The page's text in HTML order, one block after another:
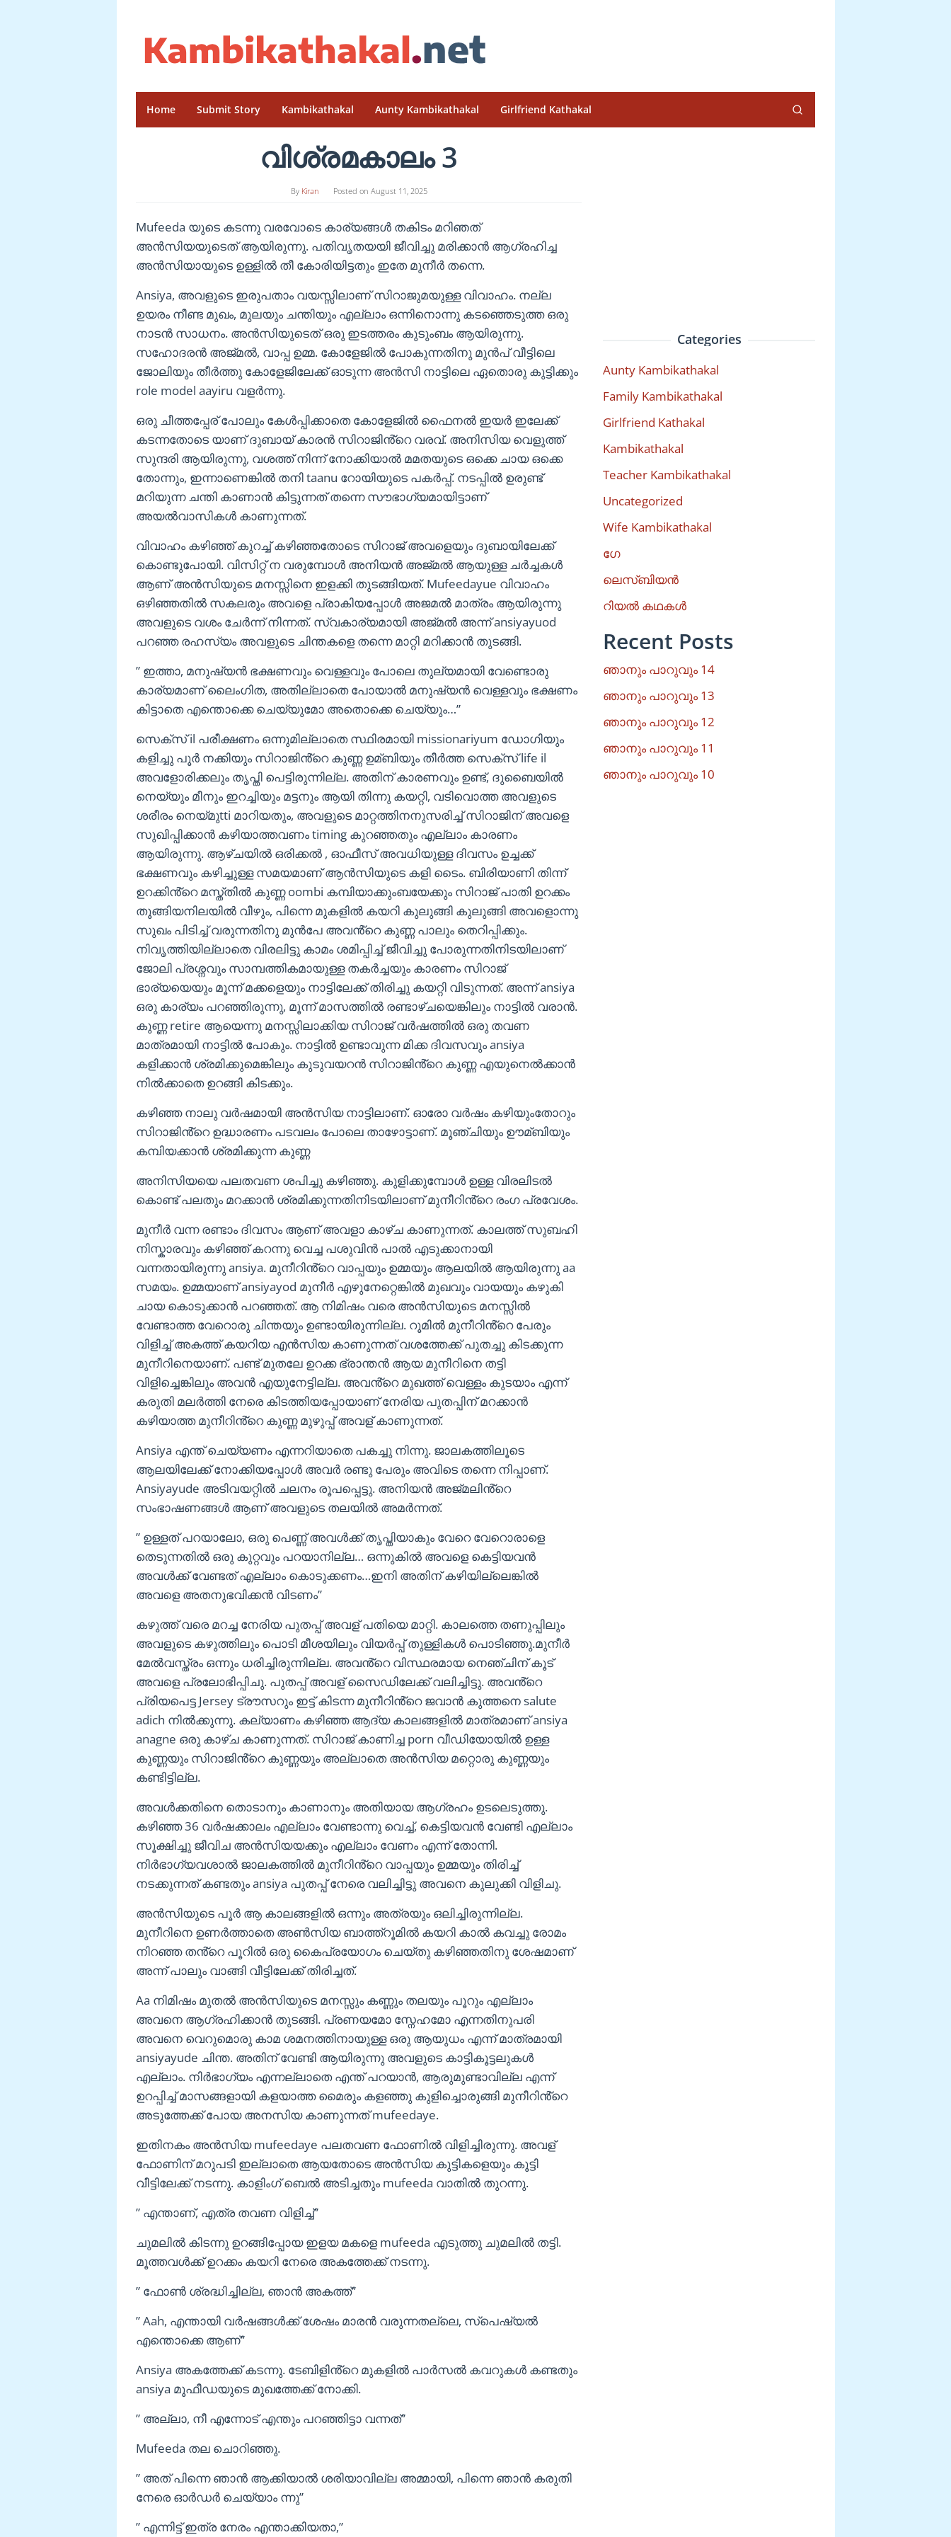
content
Home Submit Story Kambikathakal Aunty Kambikathakal Girlfriend Kathakal
വിശ്രമകാലം 3
By Kiran Posted on August 11, 2025
Mufeeda യുടെ കടന്നു വരവോടെ കാര്യങ്ങൾ തകിടം മറിഞത്
അൻസിയയുടെത് ആയിരുന്നു. പതിവൃതയയി ജീവിച്ചു മരിക്കാൻ ആഗ്രഹിച്ച
അൻസിയായുടെ ഉള്ളിൽ തീ കോരിയിട്ടതും ഇതേ മുനീർ തന്നെ.
Ansiya, അവളുടെ ഇരുപതാം വയസ്സിലാണ് സിറാജുമയുള്ള വിവാഹം. നല്ല
ഉയരം നീണ്ട മുഖം, മുലയും ചന്തിയും എല്ലാം ഒന്നിനൊന്നു കടഞ്ഞെടുത്ത ഒരു
നാടൻ സാധനം. അൻസിയുടെത് ഒരു ഇടത്തരം കുടുംബം ആയിരുന്നു.
സഹോദരൻ അജ്മൽ, വാപ്പ ഉമ്മ. കോളേജിൽ പോകുന്നതിനു മുൻപ് വീട്ടിലെ
ജോലിയും തീർത്തു കോളേജിലേക്ക് ഓടുന്ന അൻസി നാട്ടിലെ ഏതൊരു കുട്ടിക്കും
role model aayiru വളർന്നു.
ഒരു ചീത്തപ്പേര് പോലും കേൾപ്പിക്കാതെ കോളേജിൽ ഫൈനൽ ഇയർ ഇലേക്ക്
കടന്നതോടെ യാണ് ദുബായ് കാരൻ സിറാജിൻ്റെ വരവ്. അനിസിയ വെളുത്ത്
സുന്ദരി ആയിരുന്നു, വശത്ത് നിന്ന് നോക്കിയാൽ മമതയുടെ ഒക്കെ ചായ ഒക്കെ
തോന്നും, ഇന്നാണെങ്കിൽ തനി taanu റോയിയുടെ പകർപ്പ്. നടപ്പിൽ ഉരുണ്ട്
മറിയുന്ന ചന്തി കാണാൻ കിട്ടുന്നത് തന്നെ സൗഭാഗ്യമായിട്ടാണ്
അയൽവാസികൾ കാണുന്നത്.
വിവാഹം കഴിഞ്ഞ് കുറച്ച് കഴിഞ്ഞതോടെ സിറാജ് അവളെയും ദുബായിലേക്ക്
കൊണ്ടുപോയി. വിസിറ്റ് ന വരുമ്പോൾ അനിയൻ അജ്മൽ ആയുള്ള ചർച്ചകൾ
ആണ് അൻസിയുടെ മനസ്സിനെ ഇളക്കി തുടങ്ങിയത്. Mufeedayue വിവാഹം
ഒഴിഞ്ഞതിൽ സകലരും അവളെ പ്രാകിയപ്പോൾ അജമൽ മാത്രം ആയിരുന്നു
അവളുടെ വശം ചേർന്ന് നിന്നത്. സ്വകാര്യമായി അജ്മൽ അന്ന് ansiyayuod
പറഞ്ഞ രഹസ്യം അവളുടെ ചിന്തകളെ തന്നെ മാറ്റി മറിക്കാൻ തുടങ്ങി.
” ഇത്താ, മനുഷ്യൻ ഭക്ഷണവും വെള്ളവും പോലെ തുല്യമായി വേണ്ടൊരു
കാര്യമാണ് ലൈംഗിത, അതില്ലാതെ പോയാൽ മനുഷ്യൻ വെള്ളവും ഭക്ഷണം
കിട്ടാതെ എന്തൊക്കെ ചെയ്യുമോ അതൊക്കെ ചെയ്യും…”
സെക്സ് il പരീക്ഷണം ഒന്നുമില്ലാതെ സ്ഥിരമായി missionariyum ഡോഗിയും
കളിച്ചു പൂർ നക്കിയും സിറാജിൻ്റെ കുണ്ണ ഉമ്ബിയും തീർത്ത സെക്സ് life il
അവളോരിക്കലും തൃപ്തി പെട്ടിരുന്നില്ല. അതിന് കാരണവും ഉണ്ട്, ദുബൈയിൽ
നെയ്യും മീനും ഇറച്ചിയും മട്ടനും ആയി തിന്നു കയറ്റി, വടിവൊത്ത അവളുടെ
ശരീരം നെയ്മുtti മാറിയതും, അവളുടെ മാറ്റത്തിനനുസരിച്ച് സിറാജിന് അവളെ
സുഖിപ്പിക്കാൻ കഴിയാത്തവണം timing കുറഞ്ഞതും എല്ലാം കാരണം
ആയിരുന്നു. ആഴ്ചയിൽ ഒരിക്കൽ , ഓഫീസ് അവധിയുള്ള ദിവസം ഉച്ചക്ക്
ഭക്ഷണവും കഴിച്ചുള്ള സമയമാണ് ആൻസിയുടെ കളി ടൈം. ബിരിയാണി തിന്ന്
ഉറക്കിൻ്റെ മസ്ത്തിൽ കുണ്ണ oombi കമ്പിയാക്കുംബയേക്കും സിറാജ് പാതി ഉറക്കം
തൂങ്ങിയനിലയിൽ വീഴും, പിന്നെ മുകളിൽ കയറി കുലുങ്ങി കുലുങ്ങി അവളൊന്നു
സുഖം പിടിച്ച് വരുന്നതിനു മുൻപേ അവൻ്റെ കുണ്ണ പാലും തെറിപ്പിക്കും.
നിവൃത്തിയില്ലാതെ വിരലിട്ടു കാമം ശമിപ്പിച്ച് ജീവിച്ചു പോരുന്നതിനിടയിലാണ്
ജോലി പ്രശ്നവും സാമ്പത്തികമായുള്ള തകർച്ചയും കാരണം സിറാജ്
ഭാര്യയെയും മൂന്ന് മക്കളെയും നാട്ടിലേക്ക് തിരിച്ചു കയറ്റി വിടുന്നത്. അന്ന് ansiya
ഒരു കാര്യം പറഞ്ഞിരുന്നു, മൂന്ന് മാസത്തിൽ രണ്ടാഴ്ചയെങ്കിലും നാട്ടിൽ വരാൻ.
കുണ്ണ retire ആയെന്നു മനസ്സിലാക്കിയ സിറാജ് വർഷത്തിൽ ഒരു തവണ
മാത്രമായി നാട്ടിൽ പോകും. നാട്ടിൽ ഉണ്ടാവുന്ന മിക്ക ദിവസവും ansiya
കളിക്കാൻ ശ്രമിക്കുമെങ്കിലും കുടുവയറൻ സിറാജിൻ്റെ കുണ്ണ എയുനെൽക്കാൻ
നിൽക്കാതെ ഉറങ്ങി കിടക്കും.
കഴിഞ്ഞ നാലു വർഷമായി അൻസിയ നാട്ടിലാണ്. ഓരോ വർഷം കഴിയുംതോറും
സിറാജിൻ്റെ ഉദ്ധാരണം പടവലം പോലെ താഴോട്ടാണ്. മൂഞ്ചിയും ഊമ്ബിയും
കമ്പിയക്കാൻ ശ്രമിക്കുന്ന കുണ്ണ
അനിസിയയെ പലതവണ ശപിച്ചു കഴിഞ്ഞു. കുളിക്കുമ്പോൾ ഉള്ള വിരലിടൽ
കൊണ്ട് പലതും മറക്കാൻ ശ്രമിക്കുന്നതിനിടയിലാണ് മുനീറിൻ്റെ രംഗ പ്രവേശം.
മുനീർ വന്ന രണ്ടാം ദിവസം ആണ് അവളാ കാഴ്ച കാണുന്നത്. കാലത്ത് സുബഹി
നിസ്കാരവും കഴിഞ്ഞ് കറന്നു വെച്ച പശുവിൻ പാൽ എടുക്കാനായി
വന്നതായിരുന്നു ansiya. മുനീറിൻ്റെ വാപ്പയും ഉമ്മയും ആലയിൽ ആയിരുന്നു aa
സമയം. ഉമ്മയാണ് ansiyayod മുനീർ എഴുനേറ്റെങ്കിൽ മുഖവും വായയും കഴുകി
ചായ കൊടുക്കാൻ പറഞ്ഞത്. ആ നിമിഷം വരെ അൻസിയുടെ മനസ്സിൽ
വേണ്ടാത്ത വേറൊരു ചിന്തയും ഉണ്ടായിരുന്നില്ല. റൂമിൽ മുനീറിൻ്റെ പേരും
വിളിച്ച് അകത്ത് കയറിയ എൻസിയ കാണുന്നത് വശത്തേക്ക് പുതച്ചു കിടക്കുന്ന
മുനീറിനെയാണ്. പണ്ട് മുതലേ ഉറക്ക ഭ്രാന്തൻ ആയ മുനീറിനെ തട്ടി
വിളിച്ചെങ്കിലും അവൻ എയുനേട്ടില്ല. അവൻ്റെ മുഖത്ത് വെള്ളം കുടയാം എന്ന്
കരുതി മലർത്തി നേരെ കിടത്തിയപ്പോയാണ് നേരിയ പുതപ്പിന് മറക്കാൻ
കഴിയാത്ത മുനീറിൻ്റെ കുണ്ണ മുഴുപ്പ് അവള് കാണുന്നത്.
Ansiya എന്ത് ചെയ്യണം എന്നറിയാതെ പകച്ചു നിന്നു. ജാലകത്തിലൂടെ
ആലയിലേക്ക് നോക്കിയപ്പോൾ അവർ രണ്ടു പേരും അവിടെ തന്നെ നിപ്പാണ്.
Ansiyayude അടിവയറ്റിൽ ചലനം രൂപപ്പെട്ടു. അനിയൻ അജ്മലിൻ്റെ
സംഭാഷണങ്ങൾ ആണ് അവളുടെ തലയിൽ അമർന്നത്.
” ഉള്ളത് പറയാലോ, ഒരു പെണ്ണ് അവൾക്ക് തൃപ്തിയാകും വേറെ വേറൊരാളെ
തെടുന്നതിൽ ഒരു കുറ്റവും പറയാനില്ല… ഒന്നുകിൽ അവളെ കെട്ടിയവൻ
അവൾക്ക് വേണ്ടത് എല്ലാം കൊടുക്കണം…ഇനി അതിന് കഴിയില്ലെങ്കിൽ
അവളെ അതനുഭവിക്കൻ വിടണം”
കഴുത്ത് വരെ മറച്ച നേരിയ പുതപ്പ് അവള് പതിയെ മാറ്റി. കാലത്തെ തണുപ്പിലും
അവളുടെ കഴുത്തിലും പൊടി മീശയിലും വിയർപ്പ് തുള്ളികൾ പൊടിഞ്ഞു.മുനീർ
മേൽവസ്ത്രം ഒന്നും ധരിച്ചിരുന്നില്ല. അവൻ്റെ വിസ്ഥരമായ നെഞ്ചിന് കൂട്
അവളെ പ്രലോഭിപ്പിചു. പുതപ്പ് അവള് സൈഡിലേക്ക് വലിച്ചിട്ടു. അവൻ്റെ
പ്രിയപെട്ട Jersey ട്രൗസറും ഇട്ട് കിടന്ന മുനീറിൻ്റെ ജവാൻ കുത്തനെ salute
adich നിൽക്കുന്നു. കല്യാണം കഴിഞ്ഞ ആദ്യ കാലങ്ങളിൽ മാത്രമാണ് ansiya
anagne ഒരു കാഴ്ച കാണുന്നത്. സിറാജ് കാണിച്ച porn വീഡിയോയിൽ ഉള്ള
കുണ്ണയും സിറാജിൻ്റെ കുണ്ണയും അല്ലാതെ അൻസിയ മറ്റൊരു കുണ്ണയും
കണ്ടിട്ടില്ല.
അവൾക്കതിനെ തൊടാനും കാണാനും അതിയായ ആഗ്രഹം ഉടലെടുത്തു.
കഴിഞ്ഞ 36 വർഷക്കാലം എല്ലാം വേണ്ടാന്നു വെച്ച്, കെട്ടിയവൻ വേണ്ടി എല്ലാം
സൂക്ഷിച്ചു ജീവിച അൻസിയയക്കും എല്ലാം വേണം എന്ന് തോന്നി.
നിർഭാഗ്യവശാൽ ജാലകത്തിൽ മുനീറിൻ്റെ വാപ്പയും ഉമ്മയും തിരിച്ച്
നടക്കുന്നത് കണ്ടതും ansiya പുതപ്പ് നേരെ വലിച്ചിട്ടു അവനെ കുലുക്കി വിളിചു.
അൻസിയുടെ പൂർ ആ കാലങ്ങളിൽ ഒന്നും അത്രയും ഒലിച്ചിരുന്നില്ല.
മുനീറിനെ ഉണർത്താതെ അൺസിയ ബാത്ത്റൂമിൽ കയറി കാൽ കവച്ചു രോമം
നിറഞ്ഞ തൻ്റെ പൂറിൽ ഒരു കൈപ്രയോഗം ചെയ്തു കഴിഞ്ഞതിനു ശേഷമാണ്
അന്ന് പാലും വാങ്ങി വീട്ടിലേക്ക് തിരിച്ചത്.
Aa നിമിഷം മുതൽ അൻസിയുടെ മനസ്സും കണ്ണും തലയും പൂറും എല്ലാം
അവനെ ആഗ്രഹിക്കാൻ തുടങ്ങി. പ്രണയമോ സ്നേഹമോ എന്നതിനുപരി
അവനെ വെറുമൊരു കാമ ശമനത്തിനായുള്ള ഒരു ആയുധം എന്ന് മാത്രമായി
ansiyayude ചിന്ത. അതിന് വേണ്ടി ആയിരുന്നു അവളുടെ കാട്ടികൂട്ടലുകൾ
എല്ലാം. നിർഭാഗ്യം എന്നല്ലാതെ എന്ത് പറയാൻ, ആരുമുണ്ടാവില്ല എന്ന്
ഉറപ്പിച്ച് മാസങ്ങളായി കളയാത്ത മൈരും കളഞ്ഞു കുളിച്ചൊരുങ്ങി മുനീറിൻ്റെ
അടുത്തേക്ക് പോയ അനസിയ കാണുന്നത് mufeedaye.
ഇതിനകം അൻസിയ mufeedaye പലതവണ ഫോണിൽ വിളിച്ചിരുന്നു. അവള്
ഫോണിന് മറുപടി ഇല്ലാതെ ആയതോടെ അൻസിയ കുട്ടികളെയും കൂട്ടി
വീട്ടിലേക്ക് നടന്നു. കാളിംഗ് ബെൽ അടിച്ചതും mufeeda വാതിൽ തുറന്നു.
” എന്താണ്, എത്ര തവണ വിളിച്ച്”
ചുമലിൽ കിടന്നു ഉറങ്ങിപ്പോയ ഇളയ മകളെ mufeeda എടുത്തു ചുമലിൽ തട്ടി.
മൂത്തവൾക്ക് ഉറക്കം കയറി നേരെ അകത്തേക്ക് നടന്നു.
” ഫോൺ ശ്രദ്ധിച്ചില്ല, ഞാൻ അകത്ത്”
” Aah, എന്തായി വർഷങ്ങൾക്ക് ശേഷം മാരൻ വരുന്നതല്ലെ, സ്പെഷ്യൽ
എന്തൊക്കെ ആണ്”
Ansiya അകത്തേക്ക് കടന്നു. ടേബിളിൻ്റെ മുകളിൽ പാർസൽ കവറുകൾ കണ്ടതും
ansiya മൂഫീഡയുടെ മുഖത്തേക്ക് നോക്കി.
” അല്ലാ, നീ എന്നോട് എന്തും പറഞ്ഞിട്ടാ വന്നത്”
Mufeeda തല ചൊറിഞ്ഞു.
” അത് പിന്നെ ഞാൻ ആക്കിയാൽ ശരിയാവില്ല അമ്മായി, പിന്നെ ഞാൻ കരുതി
നേരെ ഓർഡർ ചെയ്യാം ന്നു”
” എന്നിട്ട് ഇത്ര നേരം എന്താക്കിയതാ,”
Categories
Aunty Kambikathakal
Family Kambikathakal
Girlfriend Kathakal
Kambikathakal
Teacher Kambikathakal
Uncategorized
Wife Kambikathakal
ഗേ
ലെസ്ബിയൻ
റിയൽ കഥകൾ
Recent Posts
ഞാനും പാറുവും 14
ഞാനും പാറുവും 13
ഞാനും പാറുവും 12
ഞാനും പാറുവും 11
ഞാനും പാറുവും 10